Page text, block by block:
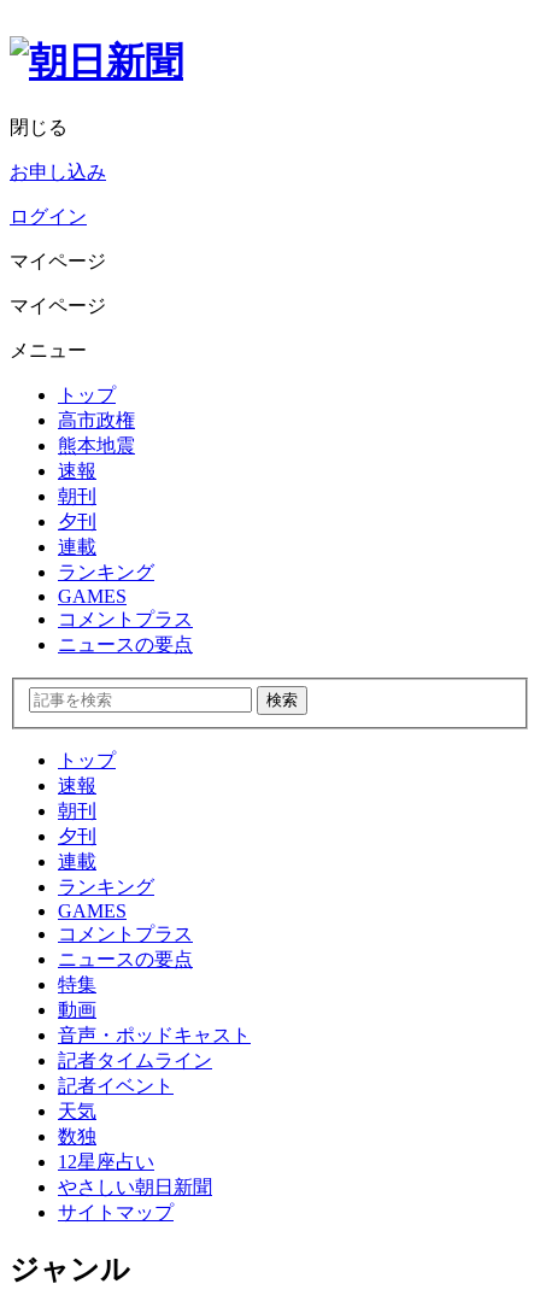
閉じる
お申し込み
ログイン
マイページ
マイページ
メニュー
トップ
高市政権
熊本地震
速報
朝刊
夕刊
連載
ランキング
GAMES
コメントプラス
ニュースの要点
トップ
速報
朝刊
夕刊
連載
ランキング
GAMES
コメントプラス
ニュースの要点
特集
動画
音声・ポッドキャスト
記者タイムライン
記者イベント
天気
数独
12星座占い
やさしい朝日新聞
サイトマップ
ジャンル